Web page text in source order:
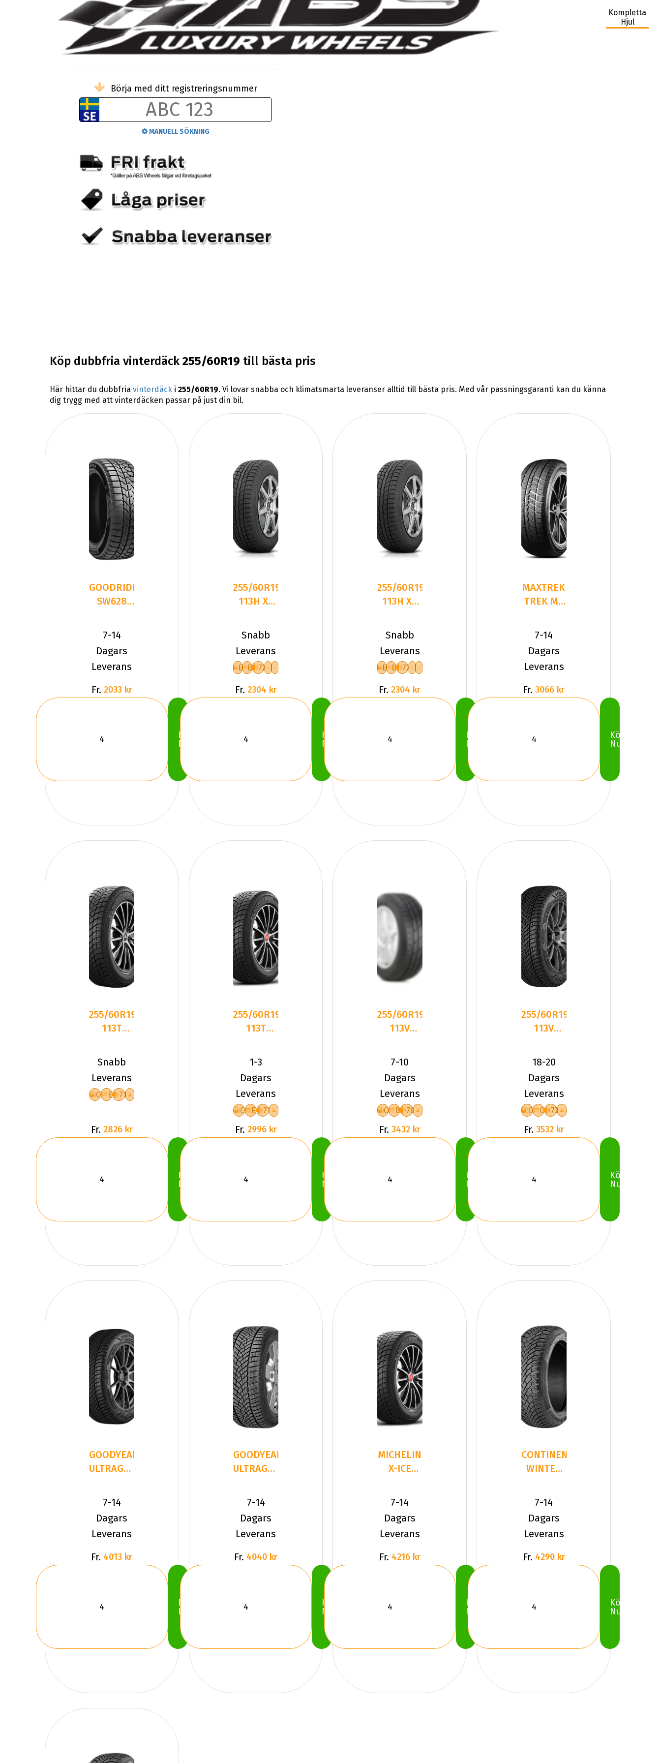
Kompletta
Hjul
Börja med ditt registreringsnummer
MANUELL SÖKNING
Köp dubbfria vinterdäck 255/60R19 till bästa pris
Här hittar du dubbfria vinterdäcki 255/60R19. Vi lovar snabba och klimatsmarta leveranser alltid till bästa pris. Med vår passningsgaranti kan du känna
dig trygg med att vinterdäcken passar på just din bil.
GOODRIDE
SW628
7-14
Dagars
Leverans
Fr. 2033 kr
Köp
Nu
255/60R19
113H XL
OBSERVE
GSI-6
Snabb
Leverans
E E 72
Fr. 2304 kr
Köp
Nu
255/60R19
113H XL
OBSERVE
GSI-6
Snabb
Leverans
E E 72
Fr. 2304 kr
Köp
Nu
MAXTREK
TREK M7
255/60R19
109 H
7-14
Dagars
Leverans
Fr. 3066 kr
Köp
Nu
255/60R19
113T
X-ICE
SUV
Snabb
Leverans
C E 71
Fr. 2826 kr
Köp
Nu
255/60R19
113T
X-ICE
SUV
1-3
Dagars
Leverans
C E 71
Fr. 2996 kr
Köp
Nu
255/60R19
113V
IW01A
I*cept
7-10
Dagars
Leverans
C B 70
Fr. 3432 kr
Köp
Nu
255/60R19
113V
ULTRAGRIP
18-20
Dagars
Leverans
C C 73
Fr. 3532 kr
Köp
Nu
GOODYEAR
ULTRAGRIP
3 255/60
7-14
Dagars
Leverans
Fr. 4013 kr
Köp
Nu
GOODYEAR
ULTRAGRIP
255/60R1
7-14
Dagars
Leverans
Fr. 4040 kr
Köp
Nu
MICHELIN
X-ICE
SUV
113 T XL
7-14
Dagars
Leverans
Fr. 4216 kr
Köp
Nu
CONTINENTAL
WINTER
TS 850
7-14
Dagars
Leverans
Fr. 4290 kr
Köp
Nu